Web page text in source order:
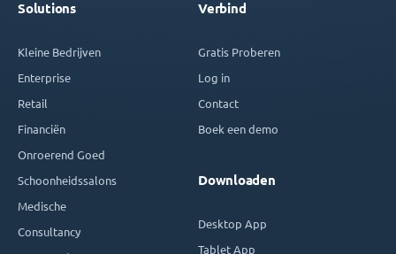
Solutions
Kleine Bedrijven
Enterprise
Retail
Financiën
Onroerend Goed
Schoonheidssalons
Medische
Consultancy
Verbind
Gratis Proberen
Log in
Contact
Boek een demo
Downloaden
Desktop App
Tablet App